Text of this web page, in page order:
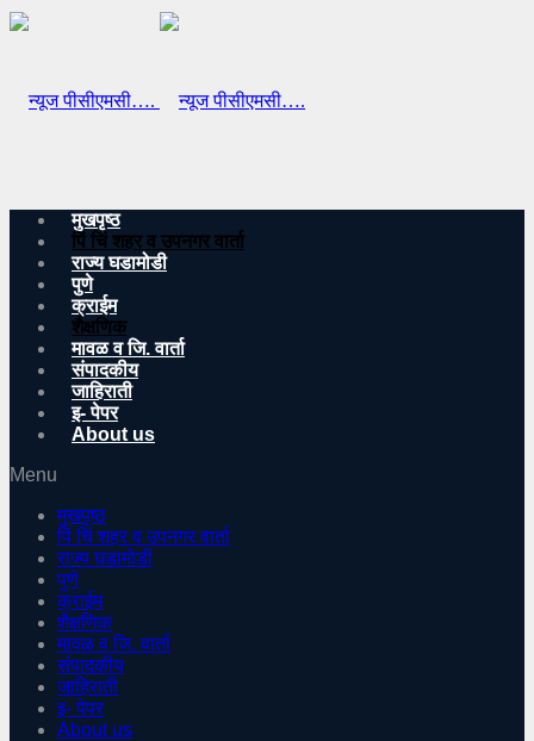
मुखपृष्ठ
पिं चिं शहर व उपनगर वार्ता
राज्य घडामोडी
पुणे
क्राईम
शैक्षणिक
मावळ व जि. वार्ता
संपादकीय
जाहिराती
इ- पेपर
About us
Menu
मुखपृष्ठ
पिं चिं शहर व उपनगर वार्ता
राज्य घडामोडी
पुणे
क्राईम
शैक्षणिक
मावळ व जि. वार्ता
संपादकीय
जाहिराती
इ- पेपर
About us